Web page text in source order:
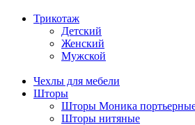
Трикотаж
Детский
Женский
Мужской
Чехлы для мебели
Шторы
Шторы Моника
Шторы нитяные